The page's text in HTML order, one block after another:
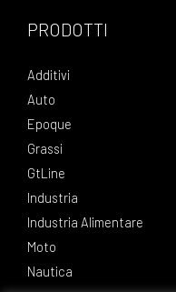
PRODOTTI
Additivi
Auto
Epoque
Grassi
GtLine
Industria
Industria Alimentare
Moto
Nautica